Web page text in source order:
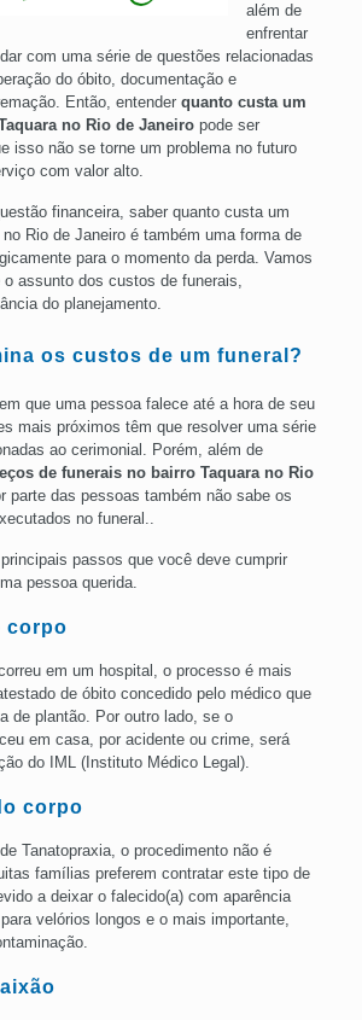
além de
enfrentar
com uma série de questões relacionadas
do óbito, documentação e
Então, entender quanto custa um
no Rio de Janeiropode ser
isso não se torne um problema no futuro
com valor alto.
financeira, saber quanto custa um
Rio de Janeiro é também uma forma de
para o momento da perda. Vamos
o assunto dos custos de funerais,
do planejamento.
os custos de um funeral?
que uma pessoa falece até a hora de seu
mais próximos têm que resolver uma série
ao cerimonial. Porém, além de
de funerais no bairroTaquara no Rio
parte das pessoas também não sabe os
no funeral..
passos que você deve cumprir
pessoa querida.
corpo
em um hospital, o processo é mais
de óbito concedido pelo médico que
de plantão. Por outro lado, se o
em casa, por acidente ou crime, será
do IML (Instituto Médico Legal).
corpo
Tanatopraxia, o procedimento não é
famílias preferem contratar este tipo de
a deixar o falecido(a) com aparência
velórios longos e o mais importante,